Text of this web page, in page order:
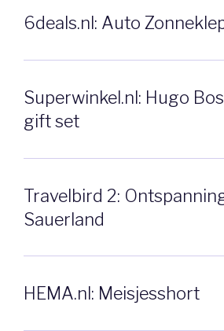
6deals.nl: Auto
Superwinkel.nl: Hugo
gift set
Travelbird 2:
Sauerland
HEMA.nl: Meisjesshort